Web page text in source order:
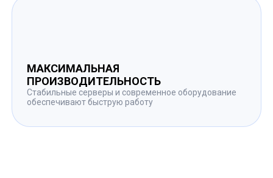
МАКСИМАЛЬНАЯ
ПРОИЗВОДИТЕЛЬНОСТЬ
Стабильные серверы и современное оборудование
обеспечивают быструю работу